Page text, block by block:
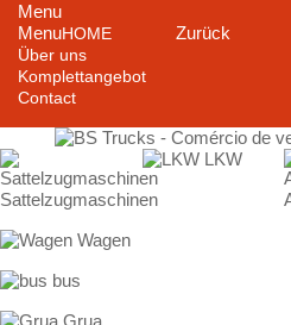
Menu
Menu
Zurück
HOME
Über uns
Komplettangebot
Contact
Sattelzugmaschinen
LKW
Wagen
bus
Grua